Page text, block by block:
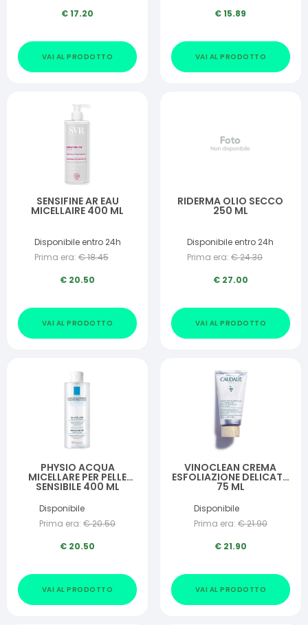
€17.20
VAI AL PRODOTTO
€15.89
VAI AL PRODOTTO
SENSIFINE AR EAU
MICELLAIRE 400 ML
Disponibile entro 24h
Prima era: €18.45
€ 20.50
VAI AL PRODOTTO
RIDERMA OLIO SECCO
250 ML
Disponibile entro 24h
Prima era: €24.30
€ 27.00
VAI AL PRODOTTO
PHYSIO ACQUA
MICELLARE PER PELLE
SENSIBILE 400 ML
Disponibile
Prima era: €20.50
€ 20.50
VAI AL PRODOTTO
VINOCLEAN CREMA
ESFOLIAZIONE DELICATA
75 ML
Disponibile
Prima era: €21.90
€ 21.90
VAI AL PRODOTTO